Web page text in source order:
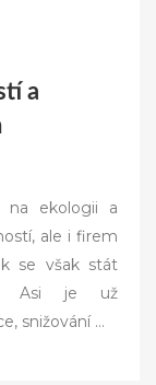
a
na ekologii a
ale i firem
se však stát
Asi je už
snižování …